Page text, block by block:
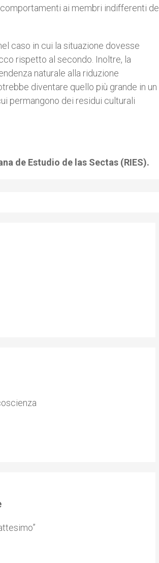
ai membri indifferenti del
caso in cui la situazione dovesse
rispetto al secondo. Inoltre, la
naturale alla riduzione
diventare quello più grande in un
permangono dei residui culturali
de Estudio de las Sectas (RIES).